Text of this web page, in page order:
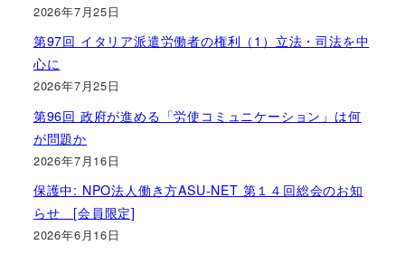
2026年7月25日
第97回 イタリア派遣労働者の権利（1）立法・司法を中
心に
2026年7月25日
第96回 政府が進める「労使コミュニケーション」は何
が問題か
2026年7月16日
保護中: NPO法人働き方ASU-NET 第１４回総会のお知
らせ [会員限定]
2026年6月16日